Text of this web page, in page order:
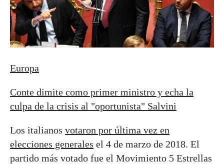
Europa
Conte dimite como primer ministro y echa la
culpa de la crisis al "oportunista" Salvini
Los italianos votaron por última vez en
elecciones generales el 4 de marzo de 2018. El
partido más votado fue el Movimiento 5 Estrellas